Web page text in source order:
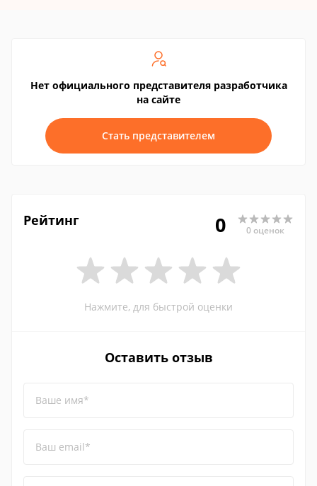
Нет официального представителя разработчика
на сайте
Стать представителем
Рейтинг 0 0 оценок
Нажмите, для быстрой оценки
Оставить отзыв
Ваше имя*
Ваш email*